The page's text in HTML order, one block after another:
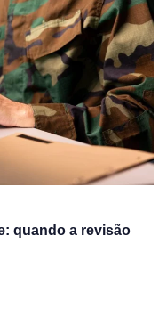
quando a revisão